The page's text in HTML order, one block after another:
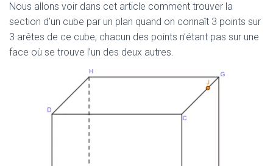
Nous allons voir dans cet article comment trouver la
section d’un cube par un plan quand on connaît 3 points sur
3 arêtes de ce cube, chacun des points n’étant pas sur une
face où se trouve l’un des deux autres.